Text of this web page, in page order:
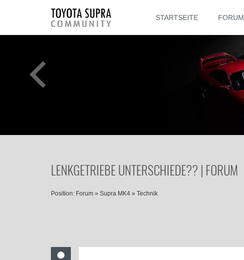
STARTSEITE FORUM
LENKGETRIEBE UNTERSCHIEDE?? | FORUM
Position: Forum » Supra MK4 » Technik